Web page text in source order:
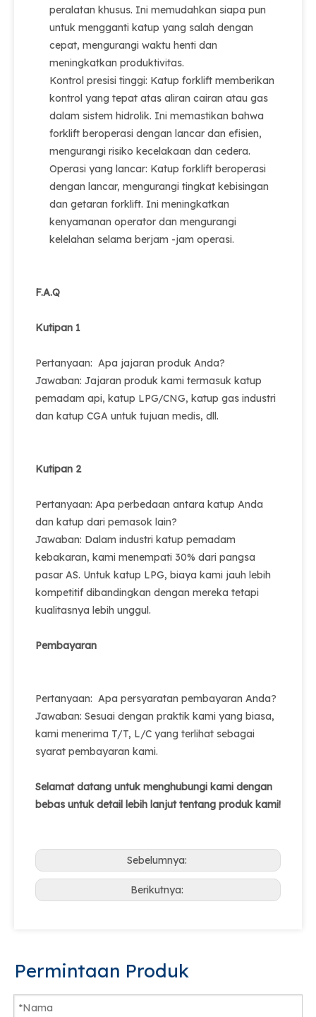
peralatan khusus. Ini memudahkan siapa pun
untuk mengganti katup yang salah dengan
cepat, mengurangi waktu henti dan
meningkatkan produktivitas.
Kontrol presisi tinggi: Katup forklift memberikan
kontrol yang tepat atas aliran cairan atau gas
dalam sistem hidrolik. Ini memastikan bahwa
forklift beroperasi dengan lancar dan efisien,
mengurangi risiko kecelakaan dan cedera.
Operasi yang lancar: Katup forklift beroperasi
dengan lancar, mengurangi tingkat kebisingan
dan getaran forklift. Ini meningkatkan
kenyamanan operator dan mengurangi
kelelahan selama berjam -jam operasi.
F.A.Q
Kutipan 1
Pertanyaan: Apa jajaran produk Anda?
Jawaban: Jajaran produk kami termasuk katup
pemadam api, katup LPG/CNG, katup gas industri
dan katup CGA untuk tujuan medis, dll.
Kutipan 2
Pertanyaan: Apa perbedaan antara katup Anda
dan katup dari pemasok lain?
Jawaban: Dalam industri katup pemadam
kebakaran, kami menempati 30% dari pangsa
pasar AS. Untuk katup LPG, biaya kami jauh lebih
kompetitif dibandingkan dengan mereka tetapi
kualitasnya lebih unggul.
Pembayaran
Pertanyaan: Apa persyaratan pembayaran Anda?
Jawaban: Sesuai dengan praktik kami yang biasa,
kami menerima T/T, L/C yang terlihat sebagai
syarat pembayaran kami.
Selamat datang untuk menghubungi kami dengan
bebas untuk detail lebih lanjut tentang produk kami!
Sebelumnya:
Berikutnya:
Permintaan Produk